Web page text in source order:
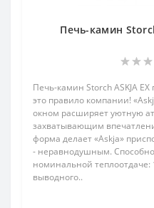
Печь-камин
Печь-камин Storch ASKJA
это правило компании!
окном расширяет уютную
захватывающим
форма делает «Askjа»
- неравнодушным.
номинальной теплоотдаче:
выводного..